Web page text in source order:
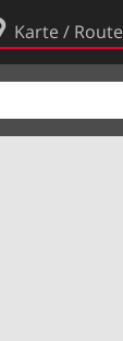
Karte / Route